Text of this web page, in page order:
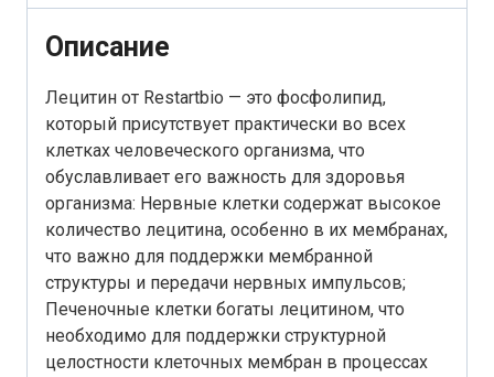
Описание
Лецитин от Restartbio — это фосфолипид,
который присутствует практически во всех
клетках человеческого организма, что
обуславливает его важность для здоровья
организма: Нервные клетки содержат высокое
количество лецитина, особенно в их мембранах,
что важно для поддержки мембранной
структуры и передачи нервных импульсов;
Печеночные клетки богаты лецитином, что
необходимо для поддержки структурной
целостности клеточных мембран в процессах